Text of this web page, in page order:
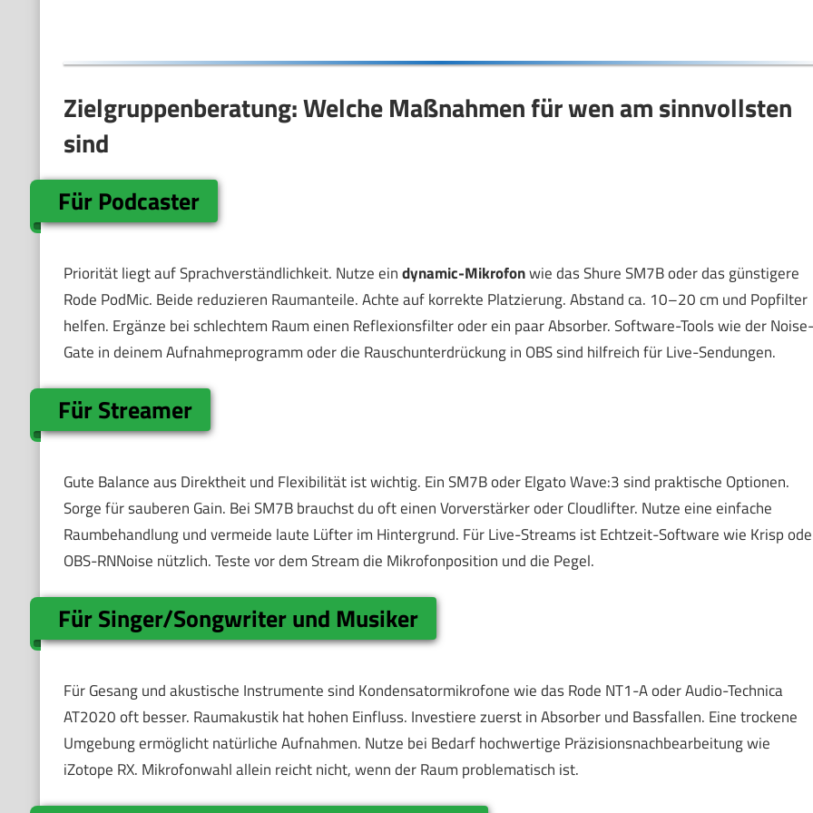
Zielgruppenberatung: Welche Maßnahmen für wen am sinnvollsten
sind
Für Podcaster
Priorität liegt auf Sprachverständlichkeit. Nutze eindynamic-Mikrofonwie das Shure SM7B oder das günstigere
Rode PodMic. Beide reduzieren Raumanteile. Achte auf korrekte Platzierung. Abstand ca. 10–20 cm und Popfilter
helfen. Ergänze bei schlechtem Raum einen Reflexionsfilter oder ein paar Absorber. Software-Tools wie der Noise-
Gate in deinem Aufnahmeprogramm oder die Rauschunterdrückung in OBS sind hilfreich für Live-Sendungen.
Für Streamer
Gute Balance aus Direktheit und Flexibilität ist wichtig. Ein SM7B oder Elgato Wave:3 sind praktische Optionen.
Sorge für sauberen Gain. Bei SM7B brauchst du oft einen Vorverstärker oder Cloudlifter. Nutze eine einfache
Raumbehandlung und vermeide laute Lüfter im Hintergrund. Für Live-Streams ist Echtzeit-Software wie Krisp
OBS-RNNoise nützlich. Teste vor dem Stream die Mikrofonposition und die Pegel.
Für Singer/Songwriter und Musiker
Für Gesang und akustische Instrumente sind Kondensatormikrofone wie das Rode NT1-A oder Audio-Technica
AT2020 oft besser. Raumakustik hat hohen Einfluss. Investiere zuerst in Absorber und Bassfallen. Eine trockene
Umgebung ermöglicht natürliche Aufnahmen. Nutze bei Bedarf hochwertige Präzisionsnachbearbeitung wie
iZotope RX. Mikrofonwahl allein reicht nicht, wenn der Raum problematisch ist.